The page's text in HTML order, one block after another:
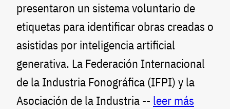
presentaron un sistema voluntario de
etiquetas para identificar obras creadas o
asistidas por inteligencia artificial
generativa. La Federación Internacional
de la Industria Fonográfica (IFPI) y la
Asociación de la Industria -- leer más